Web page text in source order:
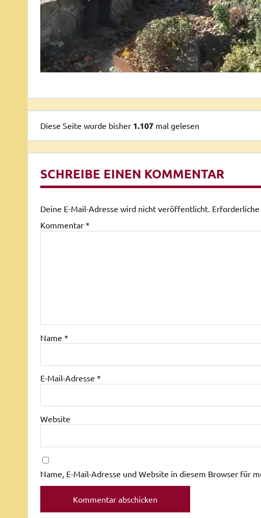
Diese Seite wurde bisher1.107 mal gelesen
SCHREIBE EINEN KOMMENTAR
Deine E-Mail-Adresse wird nicht veröffentlicht.
Kommentar *
Name *
E-Mail-Adresse *
Website
Name, E-Mail-Adresse und Website in diesem Browser für